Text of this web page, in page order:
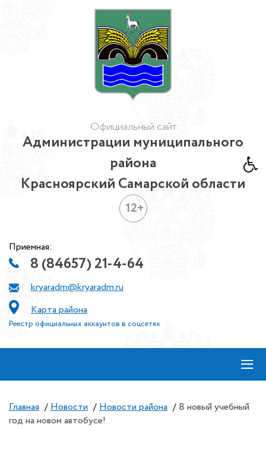
Официальный сайт
Администрации муниципального
района
Красноярский Самарской области
12+
Приемная:
8 (84657) 21-4-64
kryaradm@kryaradm.ru
Карта района
Реестр официальных аккаунтов в соцсетях
≡
Главная / Новости / Новости района / В новый учебный
год на новом автобусе!